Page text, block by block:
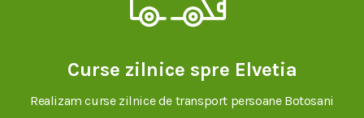
Curse zilnice spre Elvetia
Realizam curse zilnice de transport persoane Botosani